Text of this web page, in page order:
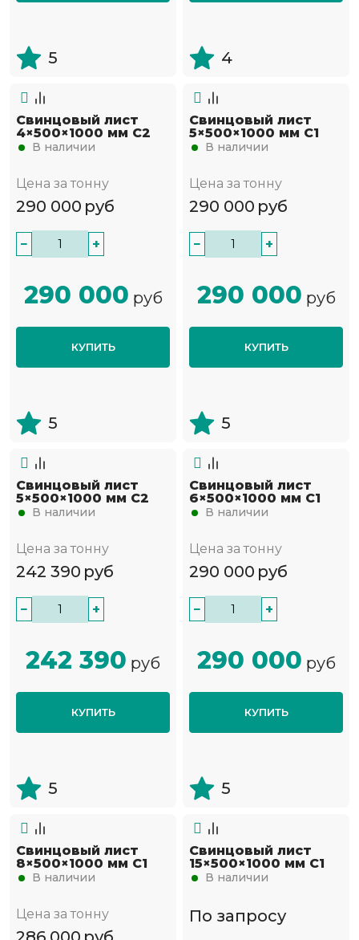
5 4
Свинцовый лист
4×500×1000 мм С2
В наличии
Цена за тонну
290 000 руб
− +
290 000 руб
КУПИТЬ
5
Свинцовый лист
5×500×1000 мм С1
В наличии
Цена за тонну
290 000 руб
− +
290 000 руб
КУПИТЬ
5
Свинцовый лист
5×500×1000 мм С2
В наличии
Цена за тонну
242 390 руб
− +
242 390 руб
КУПИТЬ
5
Свинцовый лист
6×500×1000 мм С1
В наличии
Цена за тонну
290 000 руб
− +
290 000 руб
КУПИТЬ
5
Свинцовый лист
8×500×1000 мм С1
В наличии
Цена за тонну
Свинцовый лист
15×500×1000 мм С1
В наличии
По запросу